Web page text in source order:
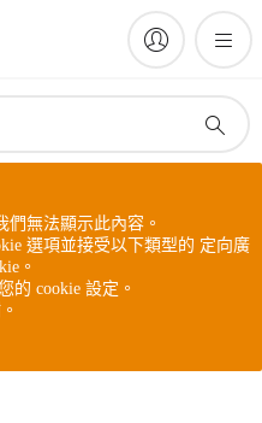
們無法顯示此內容。
選項並接受以下類型的 定向廣
。
的 cookie 設定。